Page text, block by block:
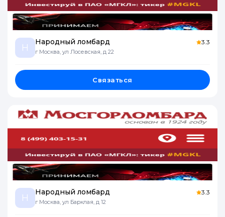
Н
Народный ломбард
г Москва, ул Лосевская, д 22
3.3
Связаться
Н
Народный ломбард
г Москва, ул Барклая, д 12
3.3